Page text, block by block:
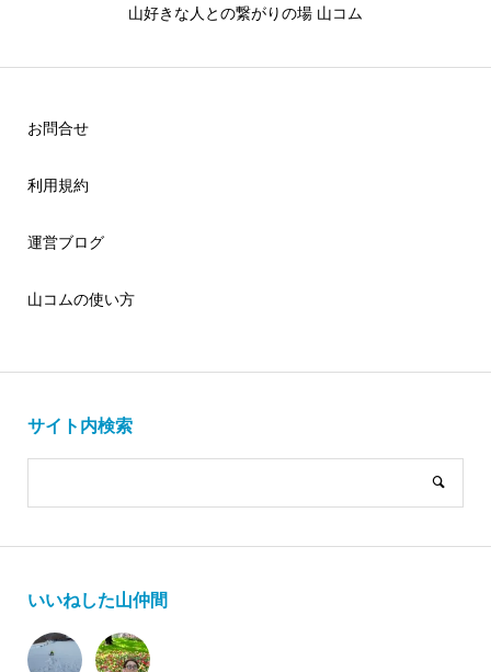
山好きな人との繋がりの場 山コム
お問合せ
利用規約
運営ブログ
山コムの使い方
サイト内検索
いいねした山仲間